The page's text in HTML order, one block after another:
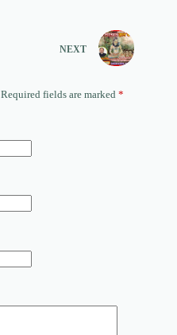
NEXT
Required fields are marked *